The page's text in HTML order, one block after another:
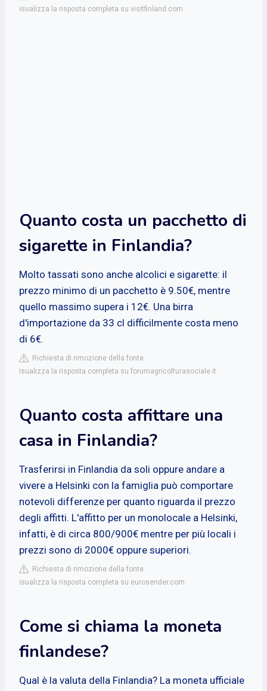
isualizza la risposta completa su visitfinland.com
Quanto costa un pacchetto di
sigarette in Finlandia?
Molto tassati sono anche alcolici e sigarette: il
prezzo minimo di un pacchetto è 9.50€, mentre
quello massimo supera i 12€. Una birra
d'importazione da 33 cl difficilmente costa meno
di 6€.
Richiesta di rimozione della fonte
isualizza la risposta completa su forumagricolturasociale.it
Quanto costa affittare una
casa in Finlandia?
Trasferirsi in Finlandia da soli oppure andare a
vivere a Helsinki con la famiglia può comportare
notevoli differenze per quanto riguarda il prezzo
degli affitti. L'affitto per un monolocale a Helsinki,
infatti, è di circa 800/900€ mentre per più locali i
prezzi sono di 2000€ oppure superiori.
Richiesta di rimozione della fonte
isualizza la risposta completa su eurosender.com
Come si chiama la moneta
finlandese?
Qual è la valuta della Finlandia? La moneta ufficiale